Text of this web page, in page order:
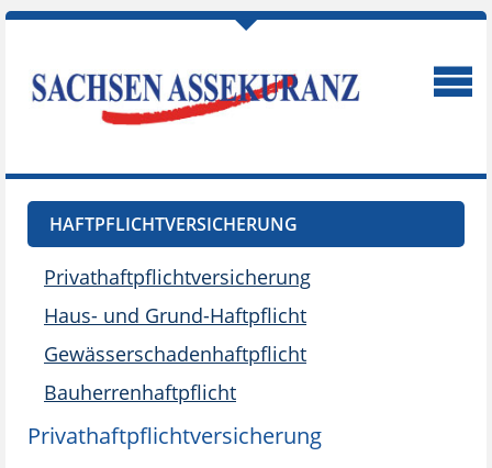
HAFTPFLICHTVERSICHERUNG
Privathaftpflichtversicherung
Haus- und Grund-Haftpflicht
Gewässerschadenhaftpflicht
Bauherrenhaftpflicht
Privathaftpflichtversicherung